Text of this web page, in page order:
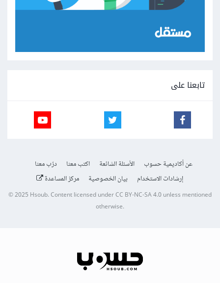
تابعنا على
عن أكاديمية حسوب الأسئلة الشائعة اكتب معنا
درّب معنا
إرشادات الاستخدام
بيان الخصوصية مركز المساعدة
© 2025Hsoub.Content licensed underCC BY-NC-SA 4.0unless mentioned
otherwise.